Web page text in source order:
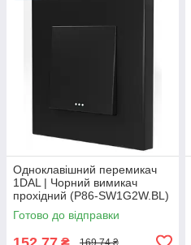
Одноклавішний перемикач
1DAL | Чорний вимикач
прохідний (P86-SW1G2W.BL)
Готово до відправки